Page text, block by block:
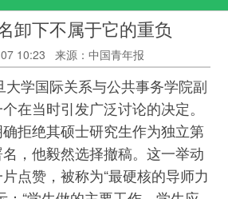
卸下不属于它的重负
10:23 来源：中国青年报
学国际关系与公共事务学院副
在当时引发广泛讨论的决定。
拒绝其硕士研究生作为独立第
，他毅然选择撤稿。这一举动
点赞，被称为“最硬核的导师力